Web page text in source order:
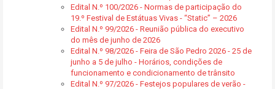
Edital N.º 100/2026 - Normas de participação do
19.º Festival de Estátuas Vivas - “Static” – 2026
Edital N.º 99/2026 - Reunião pública do executivo
do mês de junho de 2026
Edital N.º 98/2026 - Feira de São Pedro 2026 - 25 de
junho a 5 de julho - Horários, condições de
funcionamento e condicionamento de trânsito
Edital N.º 97/2026 - Festejos populares de verão -